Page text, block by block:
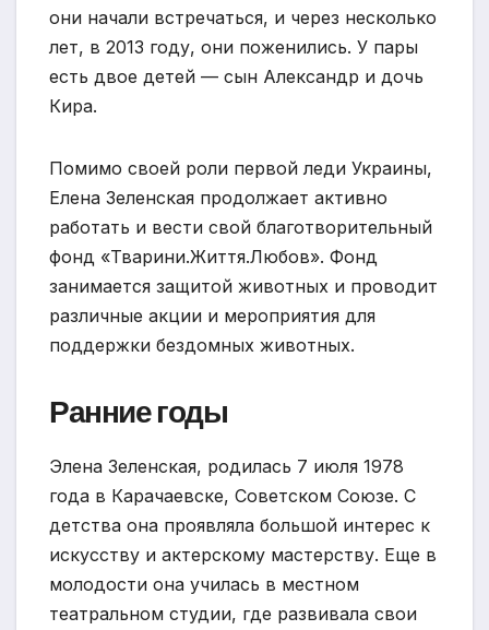
они начали встречаться, и через несколько
лет, в 2013 году, они поженились. У пары
есть двое детей — сын Александр и дочь
Кира.
Помимо своей роли первой леди Украины,
Елена Зеленская продолжает активно
работать и вести свой благотворительный
фонд «Тварини.Життя.Любов». Фонд
занимается защитой животных и проводит
различные акции и мероприятия для
поддержки бездомных животных.
Ранние годы
Элена Зеленская, родилась 7 июля 1978
года в Карачаевске, Советском Союзе. С
детства она проявляла большой интерес к
искусству и актерскому мастерству. Еще в
молодости она училась в местном
театральном студии, где развивала свои